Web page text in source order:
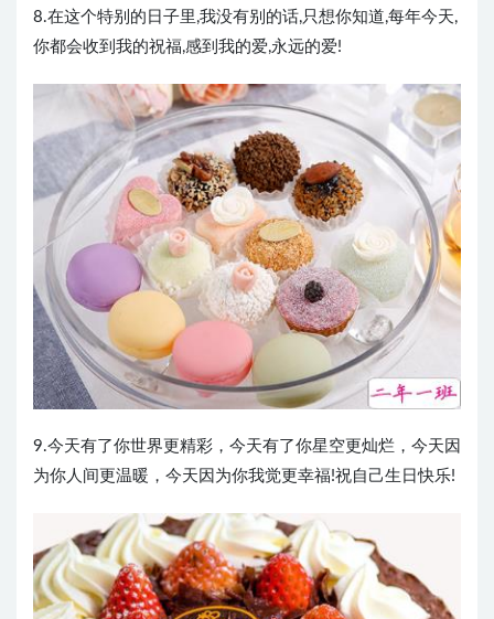
8.在这个特别的日子里,我没有别的话,只想你知道,每年今天,
你都会收到我的祝福,感到我的爱,永远的爱!
9.今天有了你世界更精彩，今天有了你星空更灿烂，今天因
为你人间更温暖，今天因为你我觉更幸福!祝自己生日快乐!